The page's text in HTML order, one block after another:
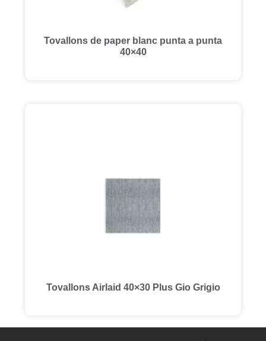
Tovallons de paper blanc punta a punta
40×40
Tovallons Airlaid 40×30 Plus Gio Grigio